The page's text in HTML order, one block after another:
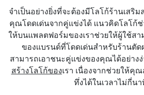
จำเป็นอย่างยิ่งที่จะต้องมีโลโก้ร้านเสริ
คุณโดดเด่นจากคู่แข่งได้ แนวคิดโลโก้
ให้บนแพลตฟอร์มของเราช่วยให้ผู้ใช้ส
ของแบรนด์ที่โดดเด่นสำหรับร้านตั
สามารถเอาชนะคู่แข่งของคุณได้อย่างง่
สร้างโลโก้ของเรา เนื่องจากช่วยให้
ทึ่งได้ในเวลาไม่กี่นา